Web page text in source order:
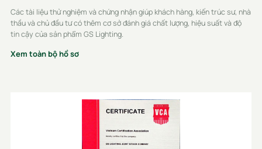
Các tài liệu thử nghiệm và chứng nhận giúp khách hàng, kiến trúc sư, nhà
thầu và chủ đầu tư có thêm cơ sở đánh giá chất lượng, hiệu suất và độ
tin cậy của sản phẩm GS Lighting.
Xem toàn bộ hồ sơ